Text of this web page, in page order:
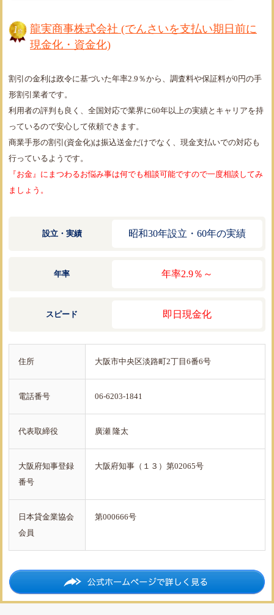
龍実商事株式会社 (でんさいを支払い期日前に
現金化・資金化)
割引の金利は政令に基づいた年率2.9％から、調査料や保証料が0円の手
形割引業者です。
利用者の評判も良く、全国対応で業界に60年以上の実績とキャリアを持
っているので安心して依頼できます。
商業手形の割引(資金化)は振込送金だけでなく、現金支払いでの対応も
行っているようです。
『お金』にまつわるお悩み事は何でも相談可能ですので一度相談してみ
ましょう。
設立・実績 昭和30年設立・60年の実績
年率 年率2.9％～
スピード 即日現金化
住所 大阪市中央区淡路町2丁目6番6号
電話番号 06-6203-1841
代表取締役 廣瀬 隆太
大阪府知事登録
番号
大阪府知事（１３）第02065号
日本貸金業協会
会員
第000666号